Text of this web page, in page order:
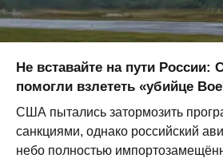
Не вставайте на пути
помогли взлететь «убийце
США пытались затормозить
санкциями, однако российский
небо полностью